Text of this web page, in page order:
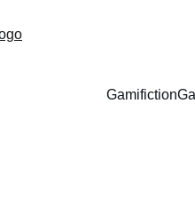
Gamifiction